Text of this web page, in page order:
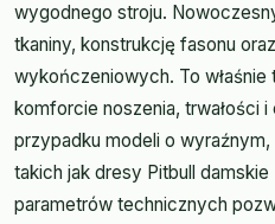
wygodnego stroju.
tkaniny, konstrukcję fasonu
wykończeniowych. To
komforcie noszenia, trwałości
przypadku modeli o
takich jak dresy Pitbull damskie
parametrów technicznych